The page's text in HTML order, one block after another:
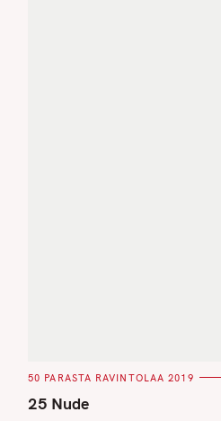
C
T
E
50 PARASTA RAVINTOLAA 2019
25 Nude